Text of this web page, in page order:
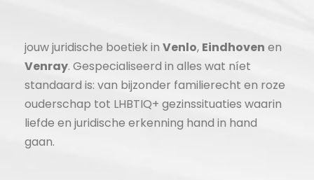
jouw juridische boetiek in Venlo, Eindhoven en
Venray. Gespecialiseerd in alles wat níet
standaard is: van bijzonder familierecht en roze
ouderschap tot LHBTIQ+ gezinssituaties waarin
liefde en juridische erkenning hand in hand
gaan.